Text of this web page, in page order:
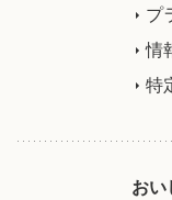
プ
情
特
おい